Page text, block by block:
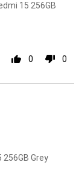
15 256GB
0 0
Grey